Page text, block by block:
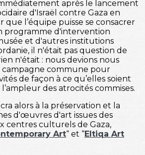
après le lancement
d'Israël contre Gaza en
l’équipe puisse se consacrer
programme d'intervention
et d'autres institutions
il n'était pas question de
n'était : nous devions nous
commune pour
de façon à ce qu’elles soient
des atrocités commises.
alors à la préservation et la
d'œuvres d'art issues des
centres culturels de Gaza,
Art“ et “Eltiqa Art